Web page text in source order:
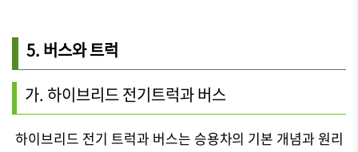
5. 버스와 트럭
가. 하이브리드 전기트럭과 버스
하이브리드 전기 트럭과 버스는 승용차의 기본 개념과 원리